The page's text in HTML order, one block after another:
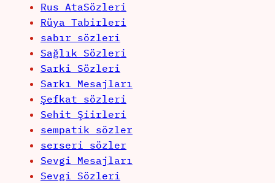
Rus AtaSözleri
Rüya Tabirleri
sabır sözleri
Sağlık Sözleri
Sarki Sözleri
Sarkı Mesajları
Şefkat sözleri
Sehit Şiirleri
sempatik sözler
serseri sözler
Sevgi Mesajları
Sevgi Sözleri